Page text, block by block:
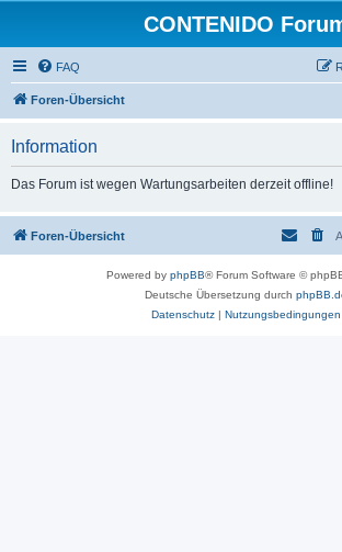
CONTENIDO
FAQ
Foren-Übersicht
Information
Das Forum ist wegen Wartungsarbeiten derzeit offline!
Foren-Übersicht
Powered by phpBB® Forum Software ©
Deutsche Übersetzung durch
Datenschutz| Nutzungsbedingungen